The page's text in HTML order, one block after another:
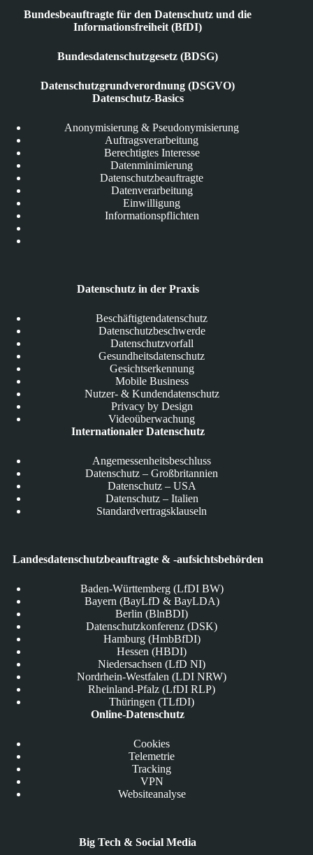
Bundesbeauftragte für den Datenschutz und die
Informationsfreiheit (BfDI)
Bundesdatenschutzgesetz (BDSG)
Datenschutzgrundverordnung (DSGVO)
Datenschutz-Basics
Anonymisierung & Pseudonymisierung
Auftragsverarbeitung
Berechtigtes Interesse
Datenminimierung
Datenschutzbeauftragte
Datenverarbeitung
Einwilligung
Informationspflichten
Datenschutz in der Praxis
Beschäftigtendatenschutz
Datenschutzbeschwerde
Datenschutzvorfall
Gesundheitsdatenschutz
Gesichtserkennung
Mobile Business
Nutzer- & Kundendatenschutz
Privacy by Design
Videoüberwachung
Internationaler Datenschutz
Angemessenheitsbeschluss
Datenschutz – Großbritannien
Datenschutz – USA
Datenschutz – Italien
Standardvertragsklauseln
Landesdatenschutzbeauftragte & -aufsichtsbehörden
Baden-Württemberg (LfDI BW)
Bayern (BayLfD & BayLDA)
Berlin (BlnBDI)
Datenschutzkonferenz (DSK)
Hamburg (HmbBfDI)
Hessen (HBDI)
Niedersachsen (LfD NI)
Nordrhein-Westfalen (LDI NRW)
Rheinland-Pfalz (LfDI RLP)
Thüringen (TLfDI)
Online-Datenschutz
Cookies
Telemetrie
Tracking
VPN
Websiteanalyse
Big Tech & Social Media